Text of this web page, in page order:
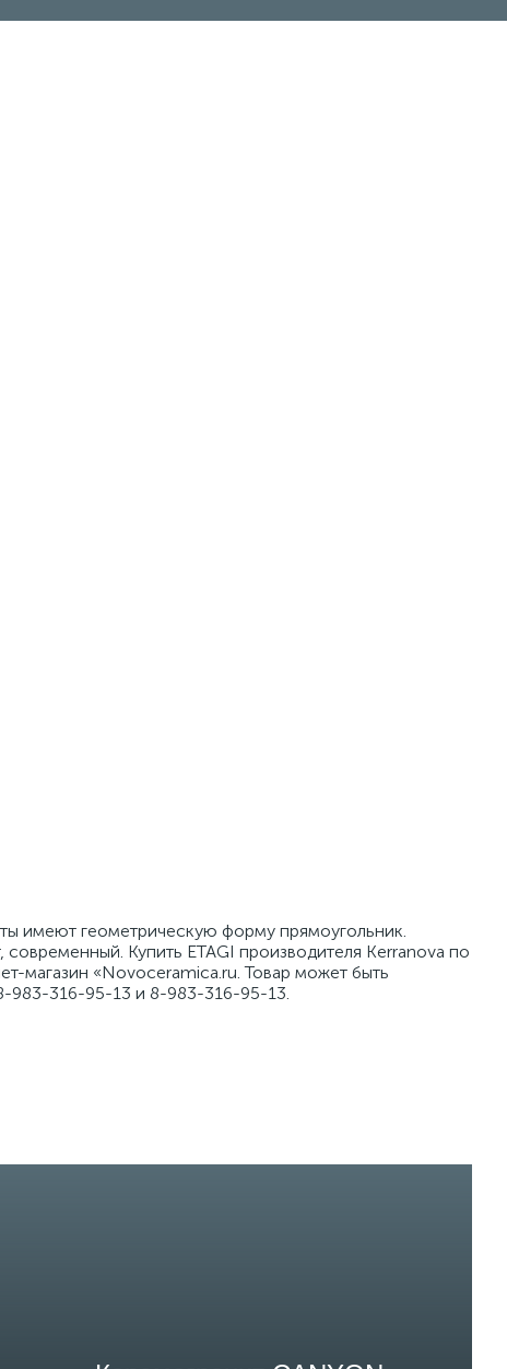
имеют геометрическую форму прямоугольник.
Купить ETAGI производителя Kerranova по
магазин «Novoceramica.ru. Товар может быть
983-316-95-13 и 8-983-316-95-13.